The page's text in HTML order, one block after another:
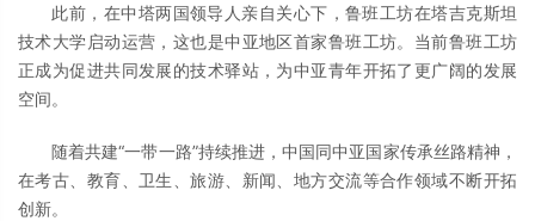
此前，在中塔两国领导人亲自关心下，鲁班工坊在塔吉克斯坦
技术大学启动运营，这也是中亚地区首家鲁班工坊。当前鲁班工坊
正成为促进共同发展的技术驿站，为中亚青年开拓了更广阔的发展
空间。
随着共建“一带一路”持续推进，中国同中亚国家传承丝路精神，
在考古、教育、卫生、旅游、新闻、地方交流等合作领域不断开拓
创新。